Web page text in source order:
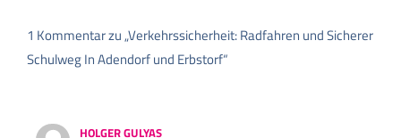
1 Kommentar zu „Verkehrssicherheit: Radfahren und Sicherer
Schulweg In Adendorf und Erbstorf“
HOLGER GULYAS